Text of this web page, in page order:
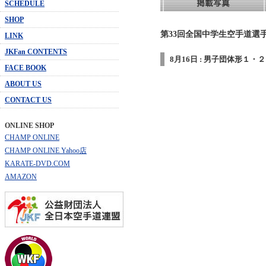
SCHEDULE
SHOP
LINK
JKFan CONTENTS
FACE BOOK
ABOUT US
CONTACT US
ONLINE SHOP
CHAMP ONLINE
CHAMP ONLINE Yahoo店
KARATE-DVD.COM
AMAZON
第33回全国中学生空手道選
8月16日 : 男子団体形１・